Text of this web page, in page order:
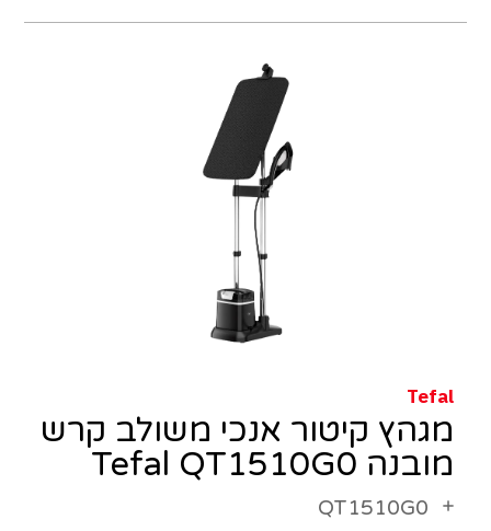
Tefal
מגהץ קיטור אנכי משולב קרש
מובנה Tefal QT1510G0
QT1510G0